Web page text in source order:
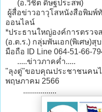
(อ.วิชิต ดิษฐประสพ)
ผู้สื่อข่าวอาวุโสหนังสือพิมพ์
ออนไลน์
*ประธานใหญ่องค์การตรวจ
(อ.ต.ร.) กลุ่มพันเอก(พิเศษ)
มือถือ ID Line 064-51-66-
.....ข่าวภาคค่ำ.....
"ลุงตู่"ขอบคุณประชาชนคนไ
พฤษภาคม 2566
.................